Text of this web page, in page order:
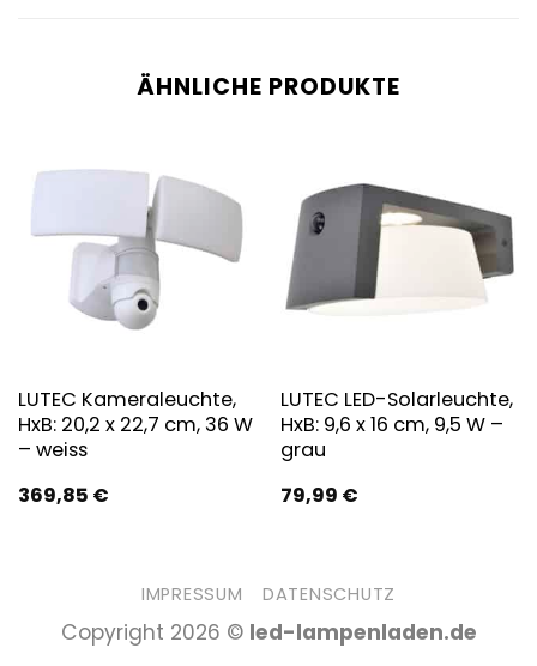
ÄHNLICHE PRODUKTE
LUTEC Kameraleuchte,
HxB: 20,2 x 22,7 cm, 36 W
– weiss
369,85 €
LUTEC LED-Solarleuchte,
HxB: 9,6 x 16 cm, 9,5 W –
grau
79,99 €
IMPRESSUM DATENSCHUTZ
Copyright 2026 © led-lampenladen.de